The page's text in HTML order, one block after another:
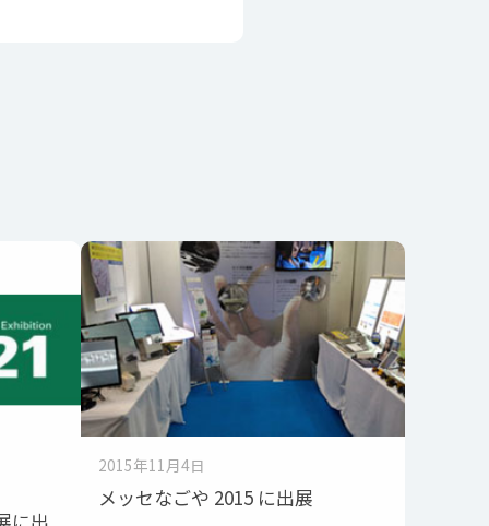
2015年11月4日
メッセなごや 2015 に出展